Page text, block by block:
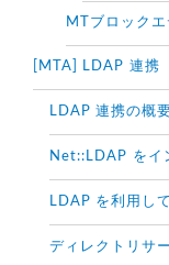
MTブロック
[MTA] LDAP 連携
LDAP 連携の概
Net::LDAP をイ
LDAP を利用し
ディレクトリサ